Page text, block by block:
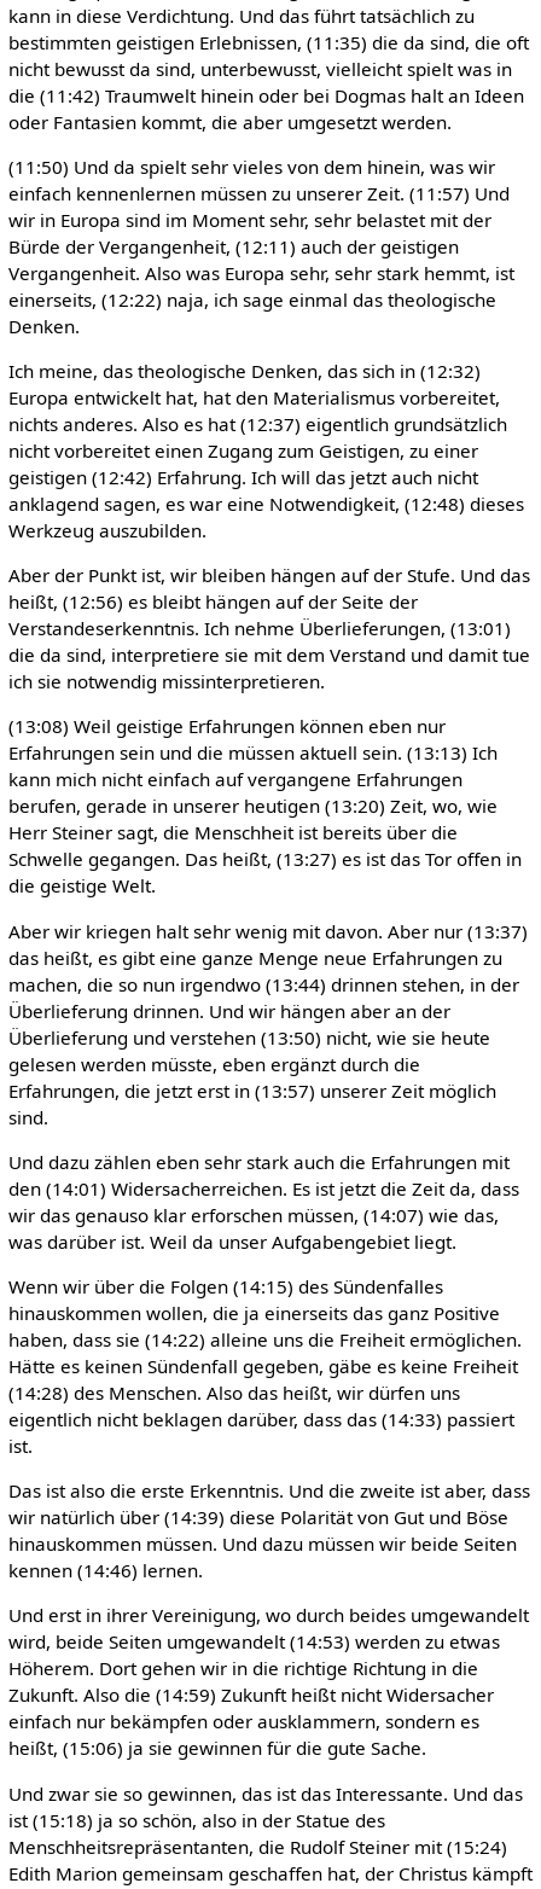
kann in diese Verdichtung. Und das führt tatsächlich zu
bestimmten geistigen Erlebnissen, (11:35) die da sind, die oft
nicht bewusst da sind, unterbewusst, vielleicht spielt was in
die (11:42) Traumwelt hinein oder bei Dogmas halt an Ideen
oder Fantasien kommt, die aber umgesetzt werden.
(11:50) Und da spielt sehr vieles von dem hinein, was wir
einfach kennenlernen müssen zu unserer Zeit. (11:57) Und
wir in Europa sind im Moment sehr, sehr belastet mit der
Bürde der Vergangenheit, (12:11) auch der geistigen
Vergangenheit. Also was Europa sehr, sehr stark hemmt, ist
einerseits, (12:22) naja, ich sage einmal das theologische
Denken.
Ich meine, das theologische Denken, das sich in (12:32)
Europa entwickelt hat, hat den Materialismus vorbereitet,
nichts anderes. Also es hat (12:37) eigentlich grundsätzlich
nicht vorbereitet einen Zugang zum Geistigen, zu einer
geistigen (12:42) Erfahrung. Ich will das jetzt auch nicht
anklagend sagen, es war eine Notwendigkeit, (12:48) dieses
Werkzeug auszubilden.
Aber der Punkt ist, wir bleiben hängen auf der Stufe. Und das
heißt, (12:56) es bleibt hängen auf der Seite der
Verstandeserkenntnis. Ich nehme Überlieferungen, (13:01)
die da sind, interpretiere sie mit dem Verstand und damit tue
ich sie notwendig missinterpretieren.
(13:08) Weil geistige Erfahrungen können eben nur
Erfahrungen sein und die müssen aktuell sein. (13:13) Ich
kann mich nicht einfach auf vergangene Erfahrungen
berufen, gerade in unserer heutigen (13:20) Zeit, wo, wie
Herr Steiner sagt, die Menschheit ist bereits über die
Schwelle gegangen. Das heißt, (13:27) es ist das Tor offen in
die geistige Welt.
Aber wir kriegen halt sehr wenig mit davon. Aber nur (13:37)
das heißt, es gibt eine ganze Menge neue Erfahrungen zu
machen, die so nun irgendwo (13:44) drinnen stehen, in der
Überlieferung drinnen. Und wir hängen aber an der
Überlieferung und verstehen (13:50) nicht, wie sie heute
gelesen werden müsste, eben ergänzt durch die
Erfahrungen, die jetzt erst in (13:57) unserer Zeit möglich
sind.
Und dazu zählen eben sehr stark auch die Erfahrungen mit
den (14:01) Widersacherreichen. Es ist jetzt die Zeit da, dass
wir das genauso klar erforschen müssen, (14:07) wie das,
was darüber ist. Weil da unser Aufgabengebiet liegt.
Wenn wir über die Folgen (14:15) des Sündenfalles
hinauskommen wollen, die ja einerseits das ganz Positive
haben, dass sie (14:22) alleine uns die Freiheit ermöglichen.
Hätte es keinen Sündenfall gegeben, gäbe es keine Freiheit
(14:28) des Menschen. Also das heißt, wir dürfen uns
eigentlich nicht beklagen darüber, dass das (14:33) passiert
ist.
Das ist also die erste Erkenntnis. Und die zweite ist aber, dass
wir natürlich über (14:39) diese Polarität von Gut und Böse
hinauskommen müssen. Und dazu müssen wir beide Seiten
kennen (14:46) lernen.
Und erst in ihrer Vereinigung, wo durch beides umgewandelt
wird, beide Seiten umgewandelt (14:53) werden zu etwas
Höherem. Dort gehen wir in die richtige Richtung in die
Zukunft. Also die (14:59) Zukunft heißt nicht Widersacher
einfach nur bekämpfen oder ausklammern, sondern es
heißt, (15:06) ja sie gewinnen für die gute Sache.
Und zwar sie so gewinnen, das ist das Interessante. Und das
ist (15:18) ja so schön, also in der Statue des
Menschheitsrepräsentanten, die Rudolf Steiner mit (15:24)
Edith Marion gemeinsam geschaffen hat, der Christus kämpft